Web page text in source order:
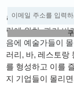
런던의 Tech City
락에 위치. 과거 버
음에 예술가들이
러리, 바, 레스토랑
를 형성하고 이를
지 기업들이 몰리